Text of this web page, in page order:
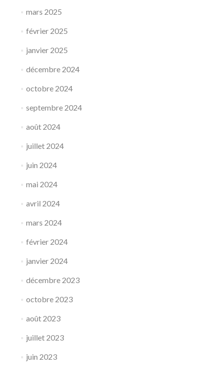
mars 2025
février 2025
janvier 2025
décembre 2024
octobre 2024
septembre 2024
août 2024
juillet 2024
juin 2024
mai 2024
avril 2024
mars 2024
février 2024
janvier 2024
décembre 2023
octobre 2023
août 2023
juillet 2023
juin 2023